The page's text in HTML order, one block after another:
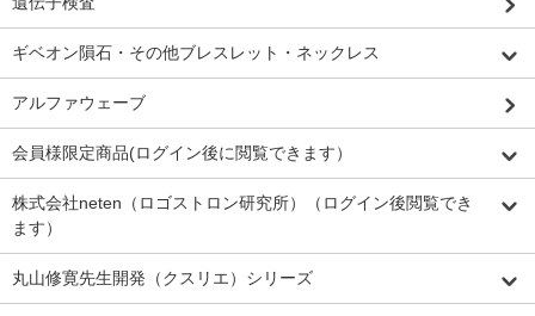
ギベオン隕石・その他ブレスレット・ネックレス
アルファウェーブ
会員様限定商品(ログイン後に閲覧できます）
株式会社neten（ロゴストロン研究所）（ログイン後閲覧でき
ます）
丸山修寛先生開発（クスリエ）シリーズ